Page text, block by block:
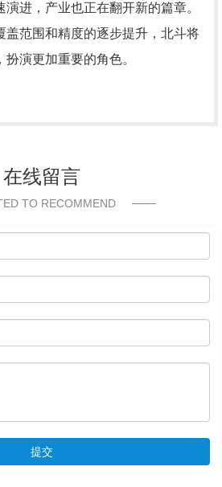
进，产业也正在翻开新的篇章。
盖范围和精度的逐步提升，北斗将
演更加重要的角色。
在线留言
TO RECOMMEND
提交